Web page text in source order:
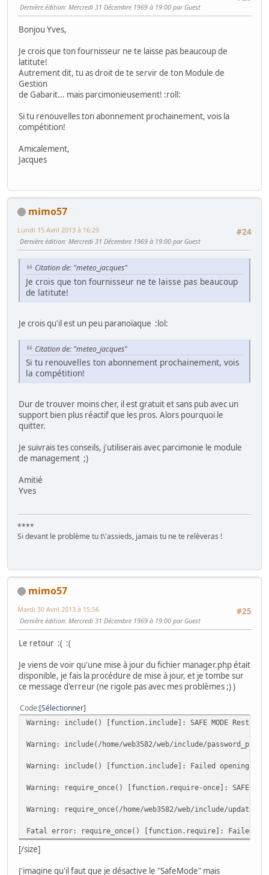
Dernière édition: Mercredi 31 Décembre 1969 à 19:00 par Guest
Bonjou Yves,
Je crois que ton fournisseur ne te laisse pas beaucoup de
latitute!
Autrement dit, tu as droit de te servir de ton Module de
Gestion
de Gabarit... mais parcimonieusement! :roll:
Si tu renouvelles ton abonnement prochainement, vois la
compétition!
Amicalement,
Jacques
mimo57
#24
Lundi 15 Avril 2013 à 16:29
Dernière édition: Mercredi 31 Décembre 1969 à 19:00 par Guest
Citation de: "meteo_jacques"
Je crois que ton fournisseur ne te laisse pas beaucoup
de latitute!
Je crois qu'il est un peu paranoïaque :lol:
Citation de: "meteo_jacques"
Si tu renouvelles ton abonnement prochainement, vois
la compétition!
Dur de trouver moins cher, il est gratuit et sans pub avec un
support bien plus réactif que les pros. Alors pourquoi le
quitter.
Je suivrais tes conseils, j'utiliserais avec parcimonie le module
de management ;)
Amitié
Yves
****
Si devant le problème tu t\'assieds, jamais tu ne te relèveras !
mimo57
#25
Mardi 30 Avril 2013 à 15:56
Dernière édition: Mercredi 31 Décembre 1969 à 19:00 par Guest
Le retour :( :(
Je viens de voir qu'une mise à jour du fichier manager.php était
disponible, je fais la procédure de mise à jour, et je tombe sur
ce message d'erreur (ne rigole pas avec mes problèmes;))
Code Sélectionner
Warning: include() [function.include]: SAFE MODE
Warning: include(/home/web3582/web/include/
Warning: include() [function.include]: Failed opening
Warning: require_once() [function.require-once]: SAFE
Warning: require_once(/home/web3582/web/include/
Fatal error: require_once() [function.require]: Failed
[/size]
J'imagine qu'il faut que je désactive le "SafeMode" mais